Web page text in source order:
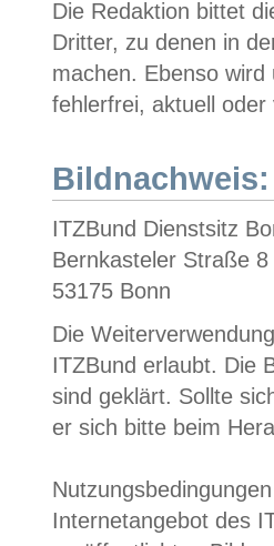
Die Redaktion bittet
Dritter, zu denen in
machen. Ebenso
fehlerfrei, aktuell oder
Bildnachweis:
ITZBund Dienstsitz
Bernkasteler Straße 8
53175 Bonn
Die
ITZBund erlaubt. Die
sind geklärt. Sollte
er sich bitte beim
Internetangebot des